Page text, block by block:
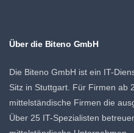
Über die Biteno GmbH
Die Biteno GmbH ist ein IT-
Sitz in Stuttgart. Für Firmen ab
mittelständische Firmen die
Über 25 IT-Spezialisten